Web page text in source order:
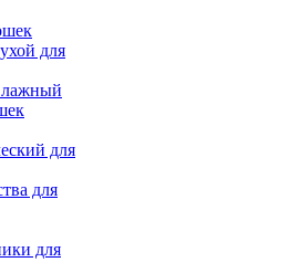
для
для
для
для